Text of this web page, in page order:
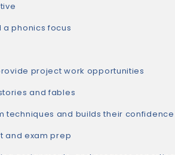
phonics focus
project work opportunities
and fables
techniques and builds their confidence
and exam prep